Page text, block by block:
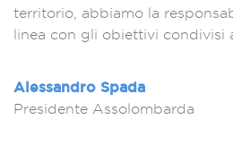
territorio, abbiamo la
linea con gli obiettivi condivisi
Alessandro Spada
Presidente Assolombarda